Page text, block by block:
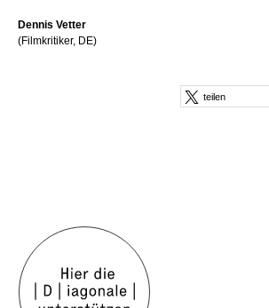
Dennis Vetter
(Filmkritiker, DE)
teilen